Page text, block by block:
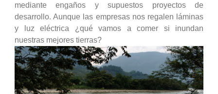
mediante engaños y supuestos proyectos de
desarrollo. Aunque las empresas nos regalen láminas
y luz eléctrica ¿qué vamos a comer si inundan
nuestras mejores tierras?